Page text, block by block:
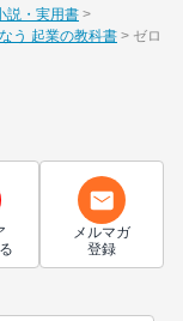
説・実用書
う 起業の教科書
ゼロ
メルマガ
登録